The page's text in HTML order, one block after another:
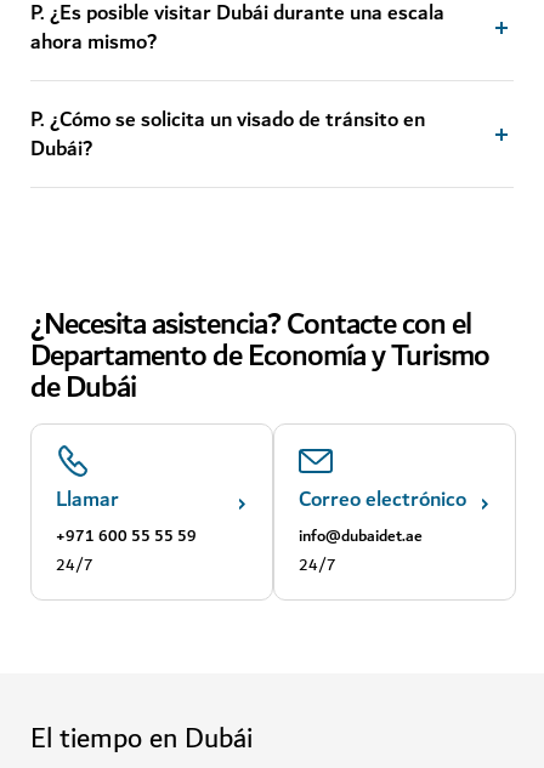
P. ¿Es posible visitar Dubái durante una escala
ahora mismo?
P. ¿Cómo se solicita un visado de tránsito en
Dubái?
¿Necesita asistencia? Contacte con el
Departamento de Economía y Turismo
de Dubái
Llamar
+971 600 55 55 59
24/7
Correo electrónico
info@dubaidet.ae
24/7
El tiempo en Dubái